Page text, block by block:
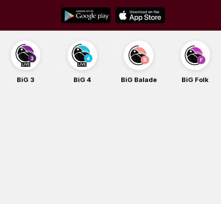
content
BiG 4 BiG Balade BiG Folk BiG iG